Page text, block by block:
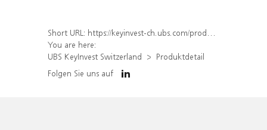
Short URL: https://keyinvest-ch.ubs.com/produkt/detail/index/isin/CH1560354123
You are here:
UBS KeyInvest Switzerland
Produktdetail
Folgen Sie uns auf